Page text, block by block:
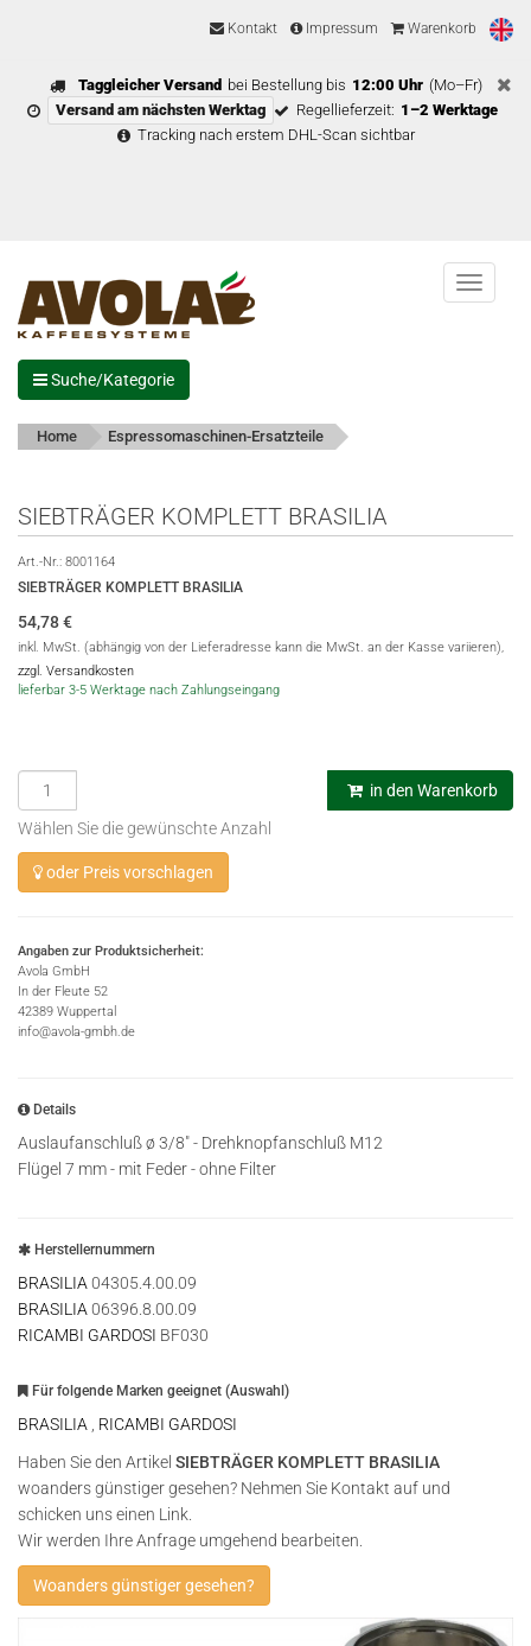
Kontakt Impressum Warenkorb
Taggleicher Versand bei Bestellung bis 12:00 Uhr (Mo–Fr)
Versand am nächsten Werktag
Regellieferzeit: 1–2 Werktage
Tracking nach erstem DHL-Scan sichtbar
Menu
Suche/Kategorie
Home Espressomaschinen-Ersatzteile
SIEBTRÄGER KOMPLETT BRASILIA
Art.-Nr.: 8001164
SIEBTRÄGER KOMPLETT BRASILIA
54,78€
inkl. MwSt. (abhängig von der Lieferadresse kann die MwSt. an der Kasse variieren),
zzgl. Versandkosten
lieferbar 3-5 Werktage nach Zahlungseingang
in den Warenkorb
Wählen Sie die gewünschte Anzahl
oder Preis vorschlagen
Angaben zur Produktsicherheit:
Avola GmbH
In der Fleute 52
42389 Wuppertal
info@avola-gmbh.de
Details
Auslaufanschluß ø 3/8" - Drehknopfanschluß M12
Flügel 7 mm - mit Feder - ohne Filter
Herstellernummern
BRASILIA 04305.4.00.09
BRASILIA 06396.8.00.09
RICAMBI GARDOSI BF030
Für folgende Marken geeignet (Auswahl)
BRASILIA
RICAMBI GARDOSI
Haben Sie den Artikel SIEBTRÄGER KOMPLETT BRASILIA
woanders günstiger gesehen? Nehmen Sie Kontakt auf und
schicken uns einen Link.
Wir werden Ihre Anfrage umgehend bearbeiten.
Woanders günstiger gesehen?